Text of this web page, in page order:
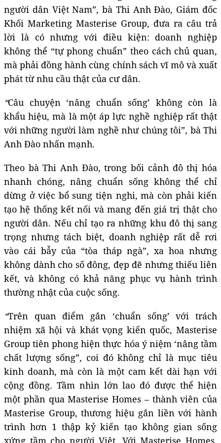
người dân Việt Nam”, bà Thi Anh Đào, Giám đốc
Khối Marketing Masterise Group, đưa ra câu trả
lời là có nhưng với điều kiện: doanh nghiệp
không thể “tự phong chuẩn” theo cách chủ quan,
mà phải đồng hành cùng chính sách vĩ mô và xuất
phát từ nhu cầu thật của cư dân.
“Câu chuyện ‘nâng chuẩn sống’ không còn là
khẩu hiệu, mà là một áp lực nghề nghiệp rất thật
với những người làm nghề như chúng tôi”, bà Thi
Anh Đào nhấn mạnh.
Theo bà Thi Anh Đào, trong bối cảnh đô thị hóa
nhanh chóng, nâng chuẩn sống không thể chỉ
dừng ở việc bổ sung tiện nghi, mà còn phải kiến
tạo hệ thống kết nối và mang đến giá trị thật cho
người dân. Nếu chỉ tạo ra những khu đô thị sang
trọng nhưng tách biệt, doanh nghiệp rất dễ rơi
vào cái bẫy của “tòa tháp ngà”, xa hoa nhưng
không dành cho số đông, đẹp đẽ nhưng thiếu liên
kết, và không có khả năng phục vụ hành trình
thường nhật của cuộc sống.
“Trên quan điểm gắn ‘chuẩn sống’ với trách
nhiệm xã hội và khát vọng kiến quốc, Masterise
Group tiên phong hiện thực hóa ý niệm ‘nâng tầm
chất lượng sống”, coi đó không chỉ là mục tiêu
kinh doanh, mà còn là một cam kết dài hạn với
cộng đồng. Tầm nhìn lớn lao đó được thể hiện
một phần qua Masterise Homes – thành viên của
Masterise Group, thương hiệu gắn liền với hành
trình hơn 1 thập kỷ kiến tạo không gian sống
xứng tầm cho người Việt. Với Masterise Homes,